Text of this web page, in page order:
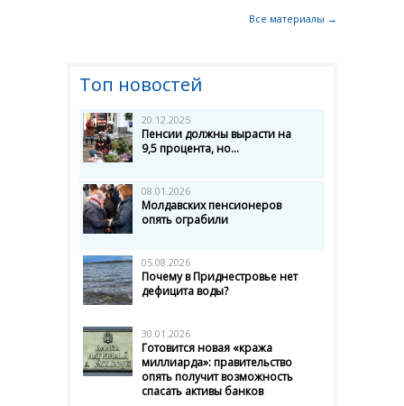
Все материалы →
Топ новостей
20.12.2025
Пенсии должны вырасти на
9,5 процента, но...
08.01.2026
Молдавских пенсионеров
опять ограбили
05.08.2026
Почему в Приднестровье нет
дефицита воды?
30.01.2026
Готовится новая «кража
миллиарда»: правительство
опять получит возможность
спасать активы банков